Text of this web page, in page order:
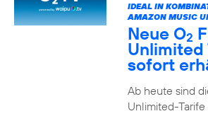
IDEAL IN
AMAZON MUSIC
Neue O2
Unlimited
sofort
Ab heute sind
Unlimited-